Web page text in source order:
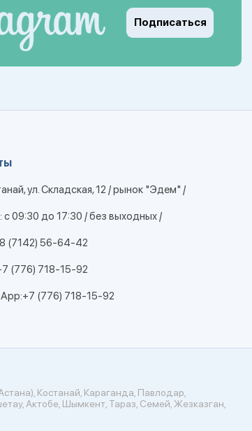
Подписаться
ул. Складская, 12 / рынок "Эдем" /
с 09:30 до 17:30 / без выходных /
8 (7142) 56-64-42
(776) 718-15-92
+7 (776) 718-15-92
Костанай, Караганда, Павлодар,
Актобе, Шымкент, Тараз, Семей, Жезказган,